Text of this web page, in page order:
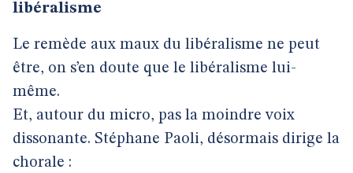
libéralisme
Le remède aux maux du libéralisme ne peut
être, on s’en doute que le libéralisme lui-
même.
Et, autour du micro, pas la moindre voix
dissonante. Stéphane Paoli, désormais dirige la
chorale :